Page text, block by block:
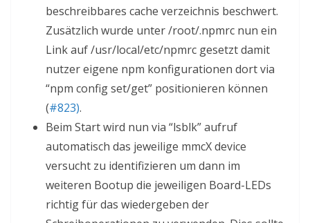
beschreibbares cache verzeichnis beschwert.
Zusätzlich wurde unter /root/.npmrc nun ein
Link auf /usr/local/etc/npmrc gesetzt damit
nutzer eigene npm konfigurationen dort via
“npm config set/get” positionieren können
(#823).
Beim Start wird nun via “lsblk” aufruf
automatisch das jeweilige mmcX device
versucht zu identifizieren um dann im
weiteren Bootup die jeweiligen Board-LEDs
richtig für das wiedergeben der